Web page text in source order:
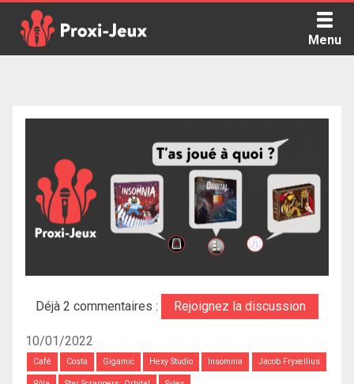
content
Menu
Déjà 2 commentaires : Rejoignez la discussion
10/01/2022
Café Costa Gigamic Hexy Studio Insomnia Jacob Fryxellius